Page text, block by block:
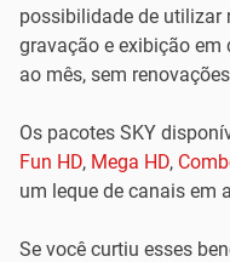
possibilidade de utilizar
gravação e exibição
ao mês, sem
Os pacotes SKY
Fun HD, Mega HD,
um leque de canais em
Se você curtiu esses